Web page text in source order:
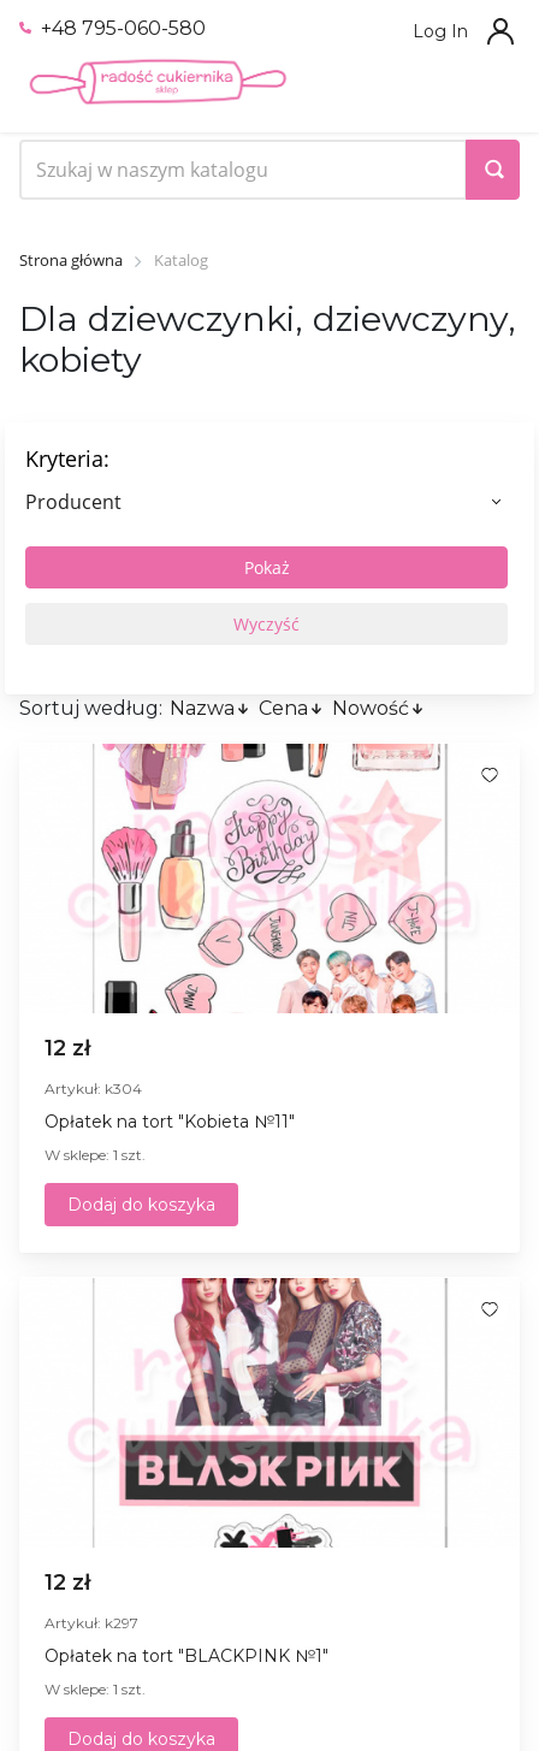
+48 795-060-580 Log In
Strona główna Katalog
Dla dziewczynki, dziewczyny,
kobiety
Kryteria:
Producent
Sortuj według: Nazwa Cena Nowość
12 zł
Artykuł: k304
Opłatek na tort "Kobieta №11"
W sklepe: 1 szt.
Dodaj do koszyka
12 zł
Artykuł: k297
Opłatek na tort "BLACKPINK №1"
W sklepe: 1 szt.
Dodaj do koszyka